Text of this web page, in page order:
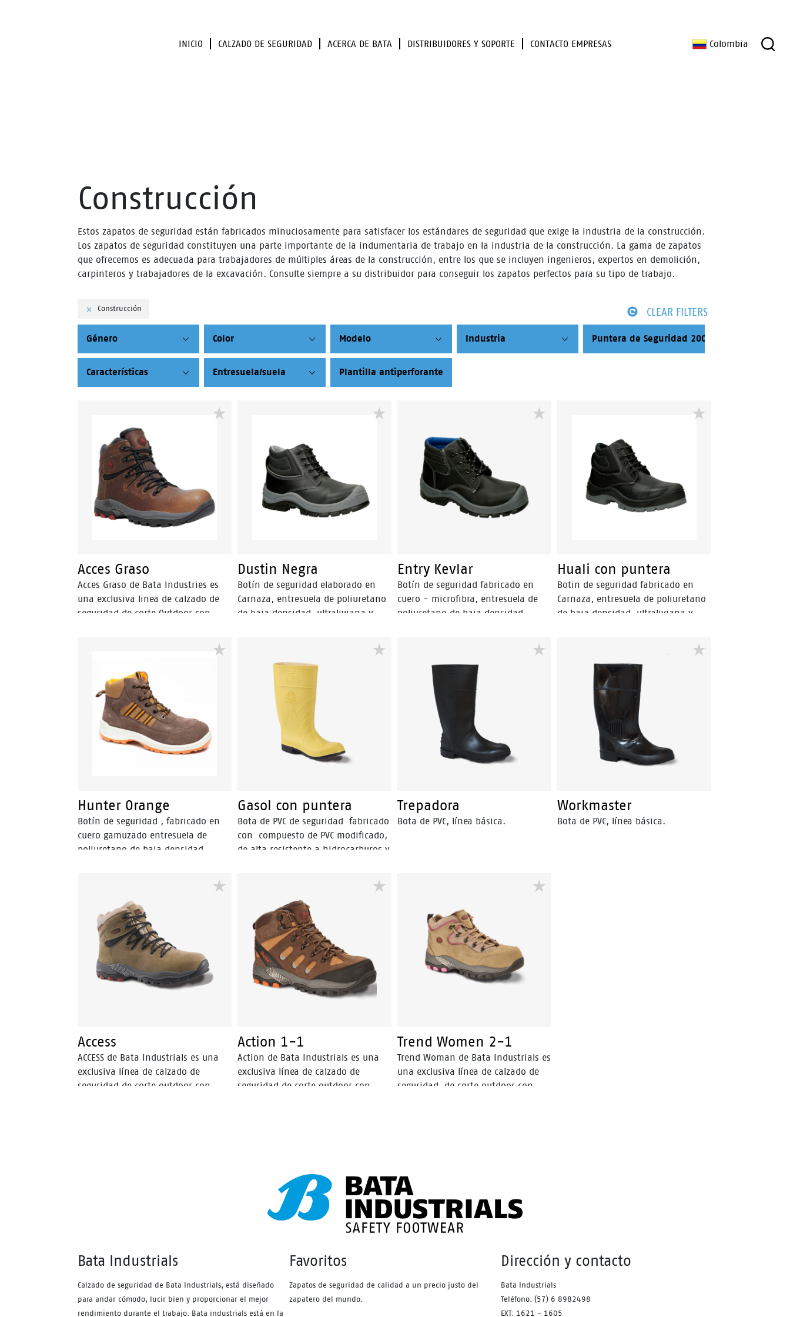
INICIO CALZADO DE SEGURIDAD ACERCA DE BATA DISTRIBUIDORES Y SOPORTE CONTACTO EMPRESAS Colombia
Construcción
Estos zapatos de seguridad están fabricados minuciosamente para satisfacer los estándares de seguridad que exige la industria de la construcción.
Los zapatos de seguridad constituyen una parte importante de la indumentaria de trabajo en la industria de la construcción. La gama de zapatos
que ofrecemos es adecuada para trabajadores de múltiples áreas de la construcción, entre los que se incluyen ingenieros, expertos en demolición,
carpinteros y trabajadores de la excavación. Consulte siempre a su distribuidor para conseguir los zapatos perfectos para su tipo de trabajo.
Construcción CLEAR FILTERS
Género Color Modelo Industria Puntera de Seguridad 200 Joule
Características Entresuela/suela Plantilla antiperforante
Acces Graso
Acces Graso de Bata Industries es
una exclusiva linea de calzado de
seguridad de corte Outdoor con
protección a través de un calzado
liviano y confortable.
Dustin Negra
Botín de seguridad elaborado en
Carnaza, entresuela de poliuretano
de baja densidad, ultraliviana y
Puntera de seguridad en Composite
Entry Kevlar
Botín de seguridad fabricado en
cuero - microfibra, entresuela de
poliuretano de baja densidad
resistencia a los hidrocarburos y
sus derivados.
Huali con puntera
Botin de seguridad fabricado en
Carnaza, entresuela de poliuretano
de baja densidad, ultraliviana y
Hidrocarburos y sus derivados.
Puntero de Seguridad en Composite.
Hunter Orange
Botín de seguridad , fabricado en
cuero gamuzado entresuela de
poliuretano de baja densidad
resistencia a los hidrocarburos y
sus derivados. Aislante eléctrico
según norma ASTM 2413-11
Gasol con puntera
Bota de PVC de seguridad fabricado
con compuesto de PVC modificado,
de alta resistente a hidrocarburos y
animales y vegetales, con puntera
de acero. Producto sanitizado,
inhibe la proliferación de hongos y
bacterias, brindando mayor higiene
y salud al usuario.
Trepadora
Bota de PVC, línea básica.
Workmaster
Bota de PVC, línea básica.
Access
ACCESS de Bata Industrials es una
exclusiva línea de calzado de
seguridad de corte outdoor con
Action 1-1
Action de Bata Industrials es una
exclusiva línea de calzado de
seguridad de corte outdoor con
Trend Women 2-1
Trend Woman de Bata Industrials es
una exclusiva línea de calzado de
seguridad, de corte outdoor con
Bata Industrials
Calzado de seguridad de Bata Industrials, está diseñado
para andar cómodo, lucir bien y proporcionar el mejor
rendimiento durante el trabajo. Bata industrials está en la
Favoritos
Zapatos de seguridad de calidad a un precio justo del
zapatero del mundo.
Dirección y contacto
Bata Industrials
Teléfono: (57) 6 8982498
EXT: 1621 - 1605